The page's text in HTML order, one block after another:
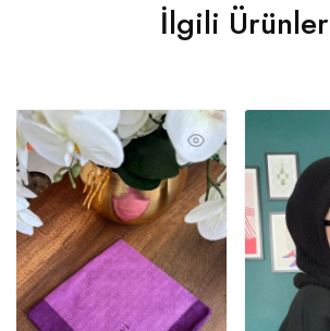
İlgili Ürünler